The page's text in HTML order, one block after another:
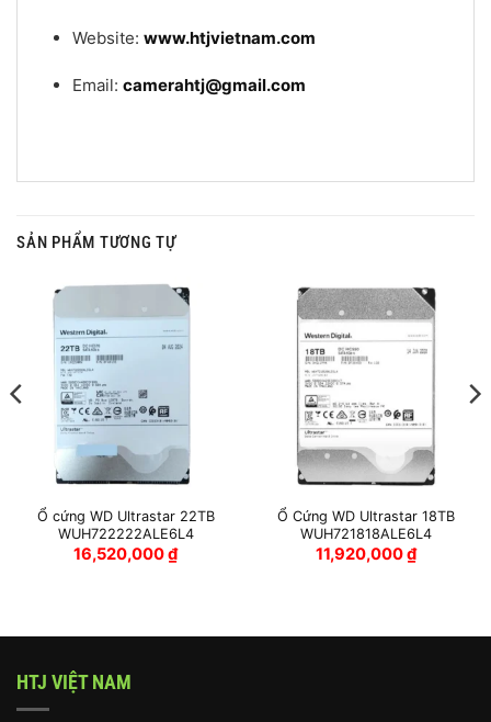
Website: www.htjvietnam.com
Email: camerahtj@gmail.com
SẢN PHẨM TƯƠNG TỰ
Ổ cứng WD Ultrastar 22TB
WUH722222ALE6L4
16,520,000₫
Ổ Cứng WD Ultrastar 18TB
WUH721818ALE6L4
11,920,000₫
HTJ VIỆT NAM